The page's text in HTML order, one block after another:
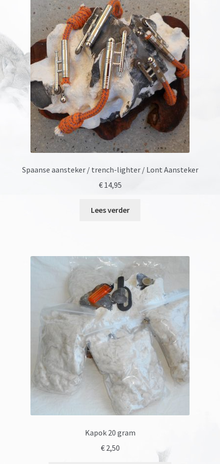
Spaanse aansteker / trench-lighter / Lont Aansteker
€14,95
Lees verder
Kapok 20 gram
€2,50